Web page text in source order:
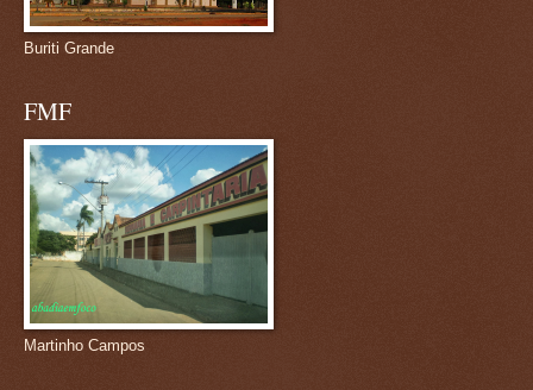
Buriti Grande
FMF
Martinho Campos